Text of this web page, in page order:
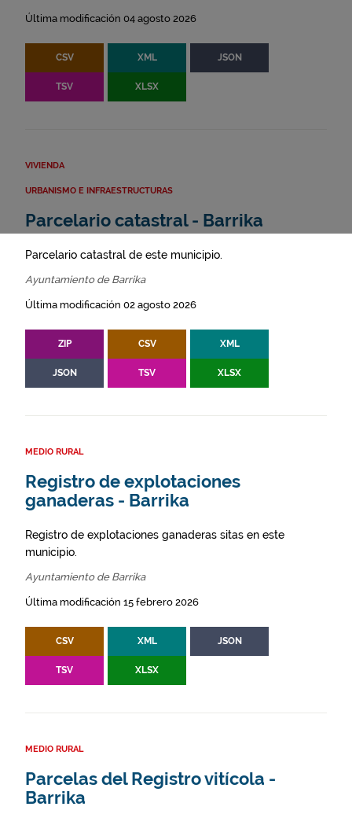
Última modificación 04 agosto 2026
CSV XML JSON
TSV XLSX
VIVIENDA
URBANISMO E INFRAESTRUCTURAS
Parcelario catastral - Barrika
Parcelario catastral de este municipio.
Ayuntamiento de Barrika
Última modificación 02 agosto 2026
ZIP CSV XML
JSON TSV XLSX
MEDIO RURAL
Registro de explotaciones
ganaderas - Barrika
Registro de explotaciones ganaderas sitas en este
municipio.
Ayuntamiento de Barrika
Última modificación 15 febrero 2026
CSV XML JSON
TSV XLSX
MEDIO RURAL
Parcelas del Registro vitícola -
Barrika